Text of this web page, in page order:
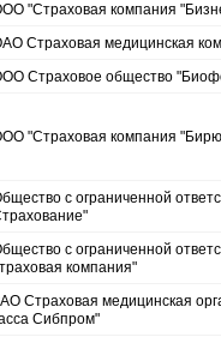
"Страховая компания
Страховая медицинская
Страховое общество
"Страховая компания
с ограниченной
с ограниченной
компания"
Страховая медицинская
Сибпром"